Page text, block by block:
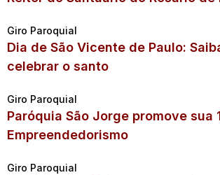
Giro Paroquial
Dia de São Vicente de Paulo:
celebrar o santo
Giro Paroquial
Paróquia São Jorge promove sua
Empreendedorismo
Giro Paroquial